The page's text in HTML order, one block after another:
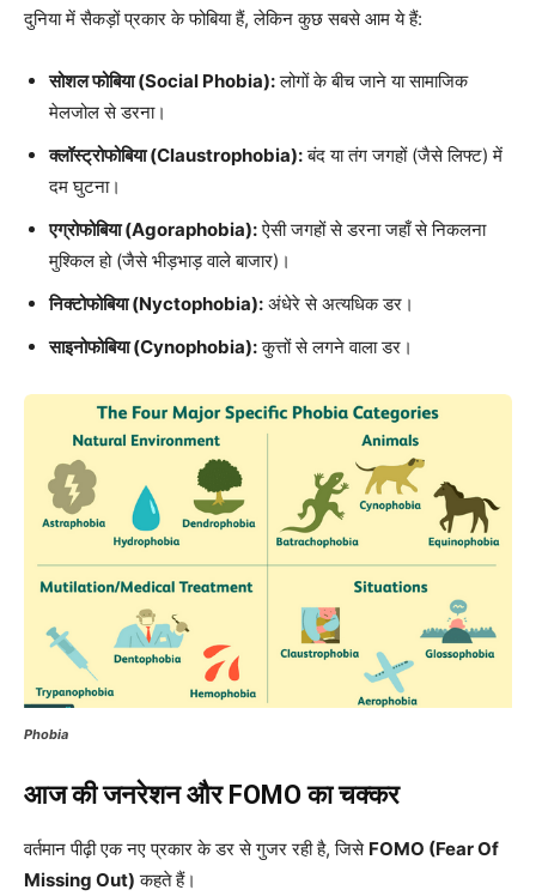
दुनिया में सैकड़ों प्रकार के फोबिया हैं, लेकिन कुछ सबसे आम ये हैं:
सोशल फोबिया (Social Phobia):लोगों के बीच जाने या सामाजिक
मेलजोल से डरना।
क्लॉस्ट्रोफोबिया (Claustrophobia):बंद या तंग जगहों (जैसे लिफ्ट) में
दम घुटना।
एग्रोफोबिया (Agoraphobia):ऐसी जगहों से डरना जहाँ से निकलना
मुश्किल हो (जैसे भीड़भाड़ वाले बाजार)।
निक्टोफोबिया (Nyctophobia): अंधेरे से अत्यधिक डर।
साइनोफोबिया (Cynophobia):कुत्तों से लगने वाला डर।
Phobia
आज की जनरेशन और FOMO का चक्कर
वर्तमान पीढ़ी एक नए प्रकार के डर से गुजर रही है, जिसे FOMO (Fear Of
Missing Out) कहते हैं।